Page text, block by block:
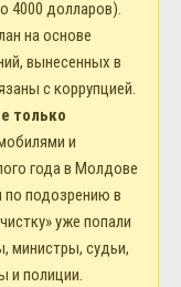
4000 долларов).
на основе
вынесенных в
с коррупцией.
только
и
года в Молдове
по подозрению в
уже попали
министры, судьи,
и полиции.